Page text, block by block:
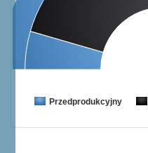
Przedprodukcyjny